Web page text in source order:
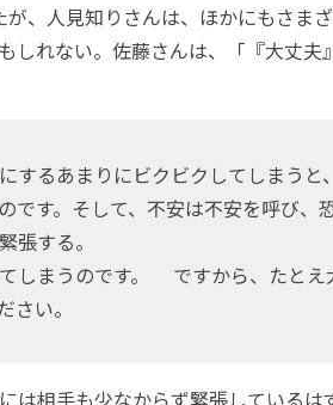
、人見知りさんは、ほかにもさま
しれない。佐藤さんは、「『大丈夫
するあまりにビクビクしてしまうと
です。そして、不安は不安を呼び、
張する。
しまうのです。 ですから、たとえ
い。
は相手も少なからず緊張しているは